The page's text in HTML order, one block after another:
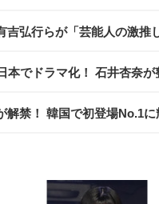
弘行らが「芸能人の激推
でドラマ化！ 石井杏奈が
解禁！ 韓国で初登場No.1